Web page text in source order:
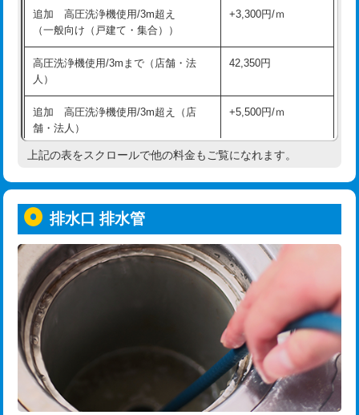
廃棄・処分 現場見積
※給水管工事は20mmまでの価格です。
給水管工事※（支持金具設置) 5,500円
給水管工事※（保温材使用（バンド止
め込み）)
5,500円
給水管工事※（土の掘削・埋め戻し作
業)
11,000円
給水管工事※（塩ビ管（VP・HI）使
用/3ｍまで)
用（追加）/3ｍ超え)
給水管工事※（ライニング鋼管・銅
管・ポリ管・HT管使用/3ｍまで)
44,000円
給水管工事※（ライニング鋼管・銅
管・ポリ管・HT管使用/3ｍ超え)
+8,800円
排水管工事（土の掘削・埋め戻し作
業）
11,000円~
排水管工事（排水管工事/3ｍまで） 55,000円
追加 高圧洗浄機使用/3m超え
（一般向け（戸建て・集合））
+3,300円/ｍ
高圧洗浄機使用/3mまで（店舗・法
人）
42,350円
追加 高圧洗浄機使用/3m超え（店
舗・法人）
+5,500円/ｍ
高度高圧洗浄換 現地調査
トーラー機使用/3mまで
追加トーラー機使用/3m超え +3,300円
カメラ調査 33,000円
桝清掃 8,800円
止水・漏水調査・防水処理・清掃・修
理・調整・分解・加工など（軽作業）
11,000円
止水・漏水調査・防水処理・清掃・修
22,000円
上記の表をスクロールで他の料金もご覧になれます。
排水口 排水管